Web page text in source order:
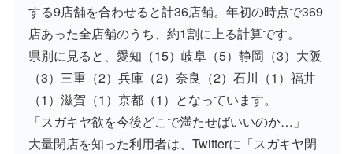
する9店舗を合わせると計36店舗。年初の時点で369
店あった全店舗のうち、約1割に上る計算です。
県別に見ると、愛知（15）岐阜（5）静岡（3）大阪
（3）三重（2）兵庫（2）奈良（2）石川（1）福井
（1）滋賀（1）京都（1）となっています。
「スガキヤ欲を今後どこで満たせばいいのか…」
大量閉店を知った利用者は、Twitterに「スガキヤ閉